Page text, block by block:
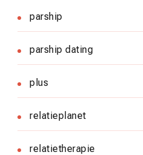
parship
parship dating
plus
relatieplanet
relatietherapie